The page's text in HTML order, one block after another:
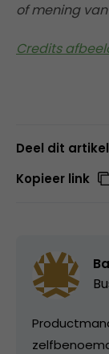
of mening van
Credits
Deel dit artikel
Kopieer link